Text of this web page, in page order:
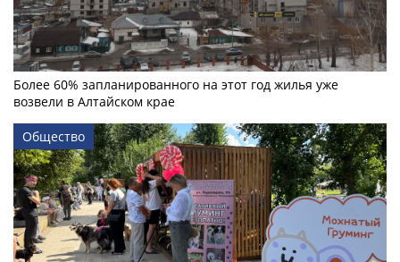
Более 60% запланированного на этот год жилья уже
возвели в Алтайском крае
Общество